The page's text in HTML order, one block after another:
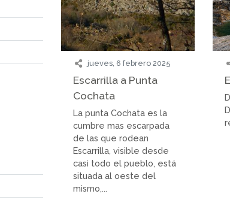
jueves, 6 febrero 2025
Escarrilla a Punta
Cochata
La punta Cochata es la
cumbre mas escarpada
de las que rodean
Escarrilla, visible desde
casi todo el pueblo, está
situada al oeste del
mismo,...